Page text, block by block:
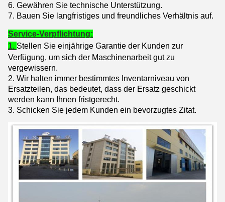
6. Gewähren Sie technische Unterstützung.
7. Bauen Sie langfristiges und freundliches Verhältnis auf.
Service-Verpflichtung:
1. Stellen Sie einjährige Garantie der Kunden zur
Verfügung, um sich der Maschinenarbeit gut zu
vergewissern.
2. Wir halten immer bestimmtes Inventarniveau von
Ersatzteilen, das bedeutet, dass der Ersatz geschickt
werden kann Ihnen fristgerecht.
3. Schicken Sie jedem Kunden ein bevorzugtes Zitat.